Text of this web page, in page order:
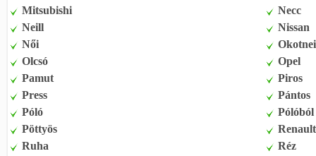
Mitsubishi
Necc
Neill
Nissan
Női
Olcsó
Opel
Pamut
Piros
Press
Pántos
Póló
Pólóból
Pöttyös
Renault
Ruha
Réz